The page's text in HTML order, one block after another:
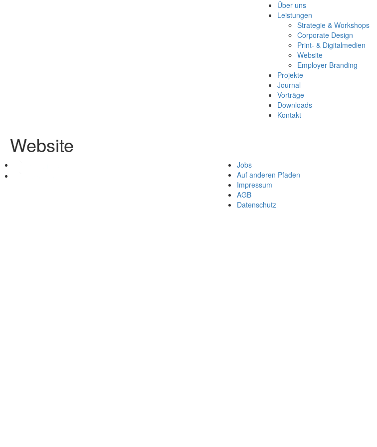
Über uns
Leistungen
Strategie & Workshops
Corporate Design
Print- & Digitalmedien
Website
Employer Branding
Projekte
Journal
Vorträge
Downloads
Kontakt
Website
Jobs
Auf anderen Pfaden
Impressum
AGB
Datenschutz